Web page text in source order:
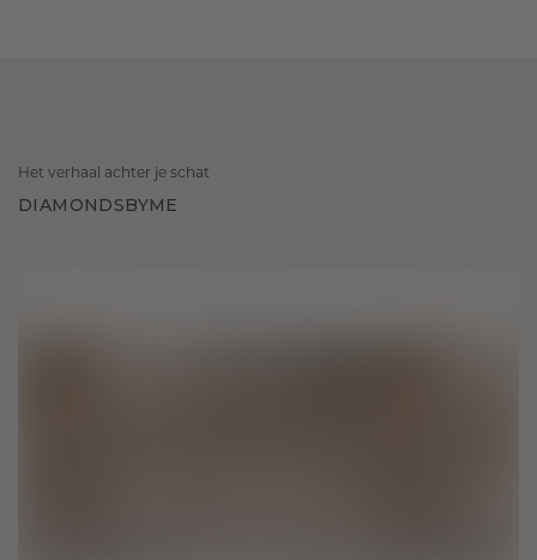
Het verhaal achter je schat
DIAMONDSBYME